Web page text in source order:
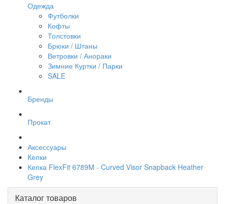
Одежда
Футболки
Кофты
Толстовки
Брюки / Штаны
Ветровки / Анораки
Зимние Куртки / Парки
SALE
Бренды
Прокат
Аксессуары
Кепки
Кепка FlexFit 6789M - Curved Visor Snapback Heather
Grey
Каталог товаров